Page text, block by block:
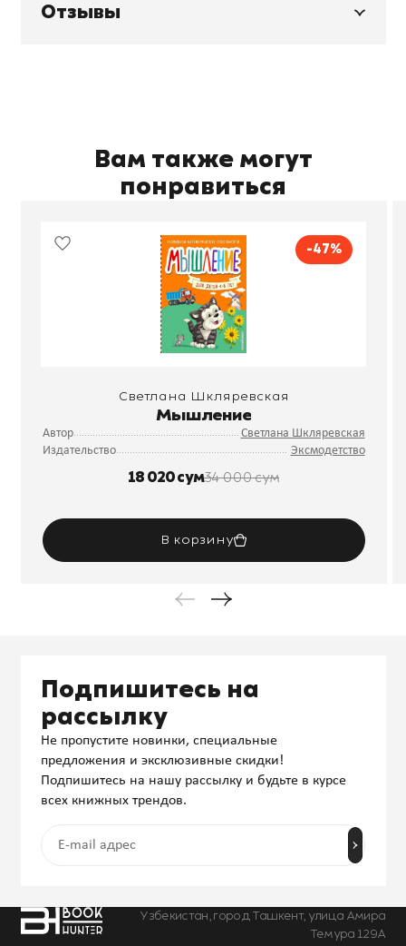
Отзывы
Вам также могут
понравиться
-47%
Светлана Шкляревская
Мышление
Автор
Светлана Шкляревская
Издательство
Эксмодетство
18 020 сум34 000 сум
В корзину
Узбекистан, город Ташкент, улица Амира
Темура 129А
Подпишитесь на
рассылку
Не пропустите новинки, специальные
предложения и эксклюзивные скидки!
Подпишитесь на нашу рассылку и будьте в курсе
всех книжных трендов.